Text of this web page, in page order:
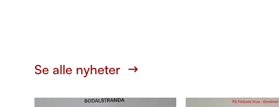
Se alle nyheter